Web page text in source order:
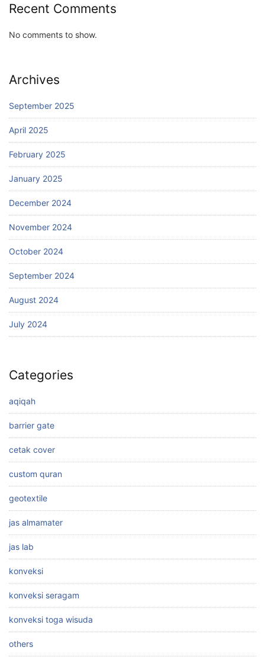
Recent Comments
No comments to show.
Archives
September 2025
April 2025
February 2025
January 2025
December 2024
November 2024
October 2024
September 2024
August 2024
July 2024
Categories
aqiqah
barrier gate
cetak cover
custom quran
geotextile
jas almamater
jas lab
konveksi
konveksi seragam
konveksi toga wisuda
others